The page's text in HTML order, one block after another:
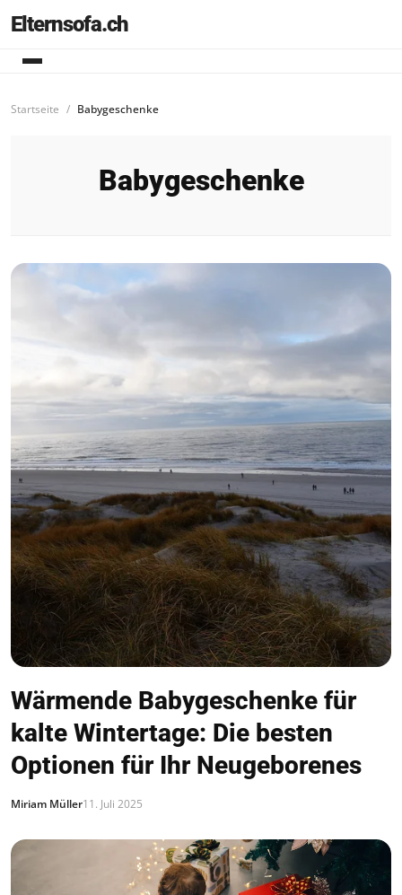
Elternsofa.ch
Startseite Babygeschenke
Babygeschenke
Wärmende Babygeschenke für
kalte Wintertage: Die besten
Optionen für Ihr Neugeborenes
Miriam Müller11. Juli 2025